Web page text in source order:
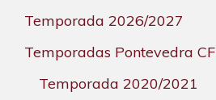
Temporada 2026/2027
Temporadas Pontevedra CF
Temporada 2020/2021